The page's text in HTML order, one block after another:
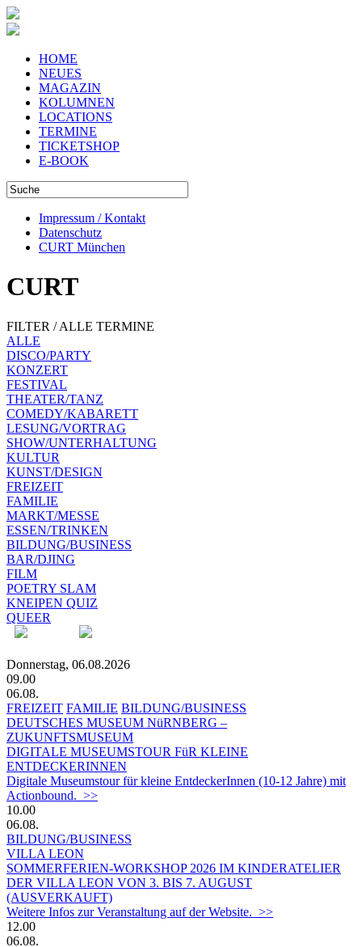
HOME
NEUES
MAGAZIN
KOLUMNEN
LOCATIONS
TERMINE
TICKETSHOP
E-BOOK
Impressum / Kontakt
Datenschutz
CURT München
CURT
FILTER / ALLE TERMINE
ALLE
DISCO/PARTY
KONZERT
FESTIVAL
THEATER/TANZ
COMEDY/KABARETT
LESUNG/VORTRAG
SHOW/UNTERHALTUNG
KULTUR
KUNST/DESIGN
FREIZEIT
FAMILIE
MARKT/MESSE
ESSEN/TRINKEN
BILDUNG/BUSINESS
BAR/DJING
FILM
POETRY SLAM
KNEIPEN QUIZ
QUEER
Donnerstag, 06.08.2026
09.00
06.08.
FREIZEIT FAMILIE BILDUNG/BUSINESS
DEUTSCHES MUSEUM NüRNBERG –
ZUKUNFTSMUSEUM
DIGITALE MUSEUMSTOUR FüR KLEINE
ENTDECKERINNEN
Digitale Museumstour für kleine EntdeckerInnen (10-12 Jahre) mit
Actionbound. >>
10.00
06.08.
BILDUNG/BUSINESS
VILLA LEON
SOMMERFERIEN-WORKSHOP 2026 IM KINDERATELIER
DER VILLA LEON VON 3. BIS 7. AUGUST
(AUSVERKAUFT)
Weitere Infos zur Veranstaltung auf der Website. >>
12.00
06.08.